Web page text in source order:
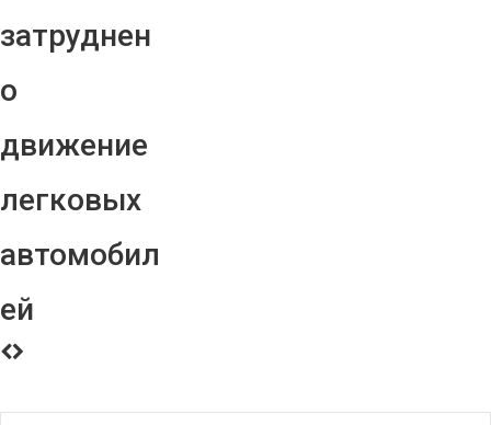
затруднен
о
движение
легковых
автомобил
ей